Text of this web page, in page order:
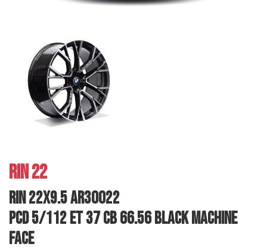
RIN 22
RIN 22X9.5 AR30022
PCD 5/112 ET 37 CB 66.56 BLACK MACHINE
FACE